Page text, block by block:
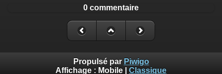
0 commentaire
Propulsé par Piwigo
Affichage : Mobile Classique